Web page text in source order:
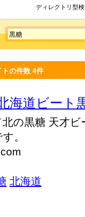
ディレクトリ型
トの件数 4件
海道ビート
の黒糖 天才
。
北海道